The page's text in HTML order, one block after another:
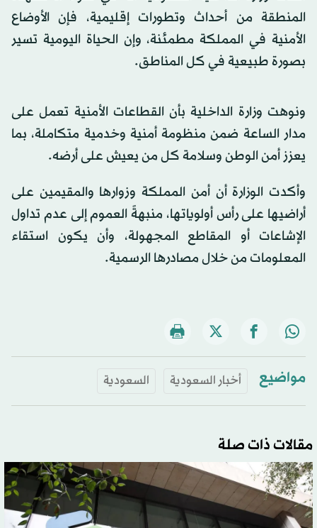
المنطقة من أحداث وتطورات إقليمية، فإن الأوضاع
الأمنية في المملكة مطمئنة، وإن الحياة اليومية تسير
بصورة طبيعية في كل المناطق.
ونوهت وزارة الداخلية بأن القطاعات الأمنية تعمل على
مدار الساعة ضمن منظومة أمنية وخدمية متكاملة، بما
يعزز أمن الوطن وسلامة كل من يعيش على أرضه.
وأكدت الوزارة أن أمن المملكة وزوارها والمقيمين على
أراضيها على رأس أولوياتها، منبهةً العموم إلى عدم تداول
الإشاعات أو المقاطع المجهولة، وأن يكون استقاء
المعلومات من خلال مصادرها الرسمية.
مواضيع أخبار السعودية السعودية
مقالات ذات صلة